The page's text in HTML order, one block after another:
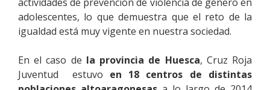
adolescentes, lo que demuestra que el reto de la
igualdad está muy vigente en nuestra sociedad.
En el caso de la provincia de Huesca, Cruz Roja
Juventud estuvo en 18 centros de distintas